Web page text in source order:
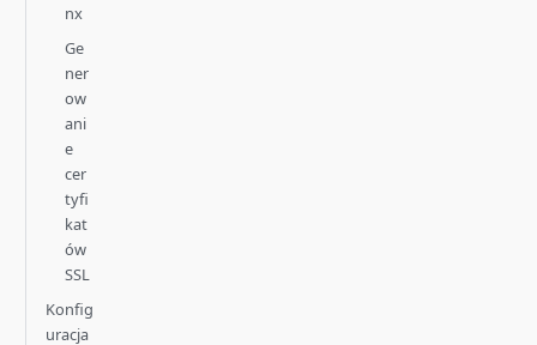
nx
Ge
ner
ow
ani
e
cer
tyfi
kat
ów
SSL
Konfig
uracja